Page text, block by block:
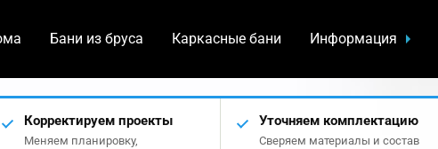
Бани из бруса Каркасные бани Информация
Корректируем проекты
Меняем планировку,
Уточняем комплектацию
Сверяем материалы и состав